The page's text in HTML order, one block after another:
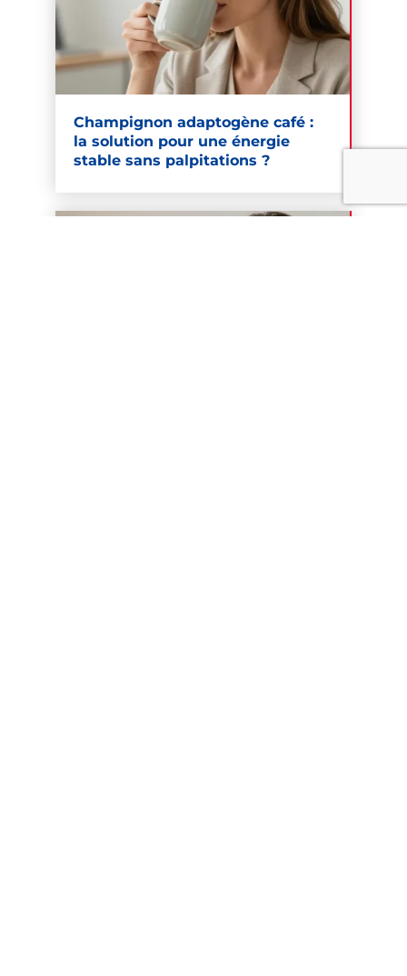
Champignon adaptogène café :
la solution pour une énergie
stable sans palpitations ?